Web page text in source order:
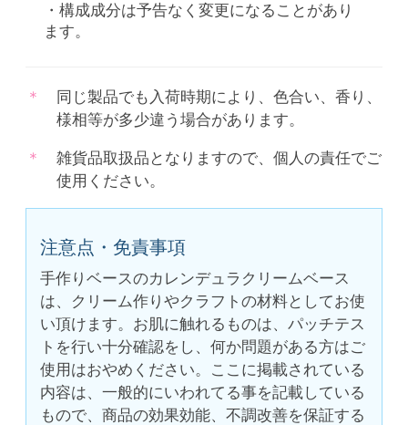
・構成成分は予告なく変更になることがあり
ます。
同じ製品でも入荷時期により、色合い、香り、
様相等が多少違う場合があります。
雑貨品取扱品となりますので、個人の責任でご
使用ください。
注意点・免責事項
手作りベースのカレンデュラクリームベース
は、クリーム作りやクラフトの材料としてお使
い頂けます。お肌に触れるものは、パッチテス
トを行い十分確認をし、何か問題がある方はご
使用はおやめください。ここに掲載されている
内容は、一般的にいわれてる事を記載している
もので、商品の効果効能、不調改善を保証する